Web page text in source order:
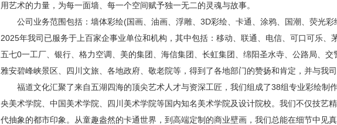
用艺术的力量，为每一面墙、每一个空间赋予独一无二的灵魂与故事。
公司业务范围包括：墙体彩绘(国画、油画、浮雕、3D彩绘、卡通、涂鸦、国潮、荧光
2025年我司已服务于上百家企事业单位和机构，其中包括：移动、联通、电信、可口可乐
五七0一工厂、银行、格力空调、美的集团、海信集团、长虹集团、绵阳圣水寺、公路局、
雅安碧峰峡景区、四川文旅、各地政府、敬老院等，得到了各地部门的赞扬和肯定，并与我
福道文化汇聚了来自五湖四海的顶尖艺术人才与资深工匠，我们组成了38组专业彩绘
央美术学院、中国美术学院、四川美术学院等国内知名美术学院及设计院校。我们不仅技艺
代抽象的都市印象。从童趣盎然的卡通世界，到高端定制的商业壁画，我们总能在细节中见